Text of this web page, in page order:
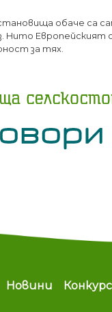
обаче са
Нито
за тях.
Новини